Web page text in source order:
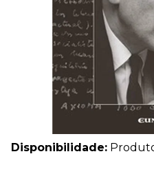
Disponibilidade: